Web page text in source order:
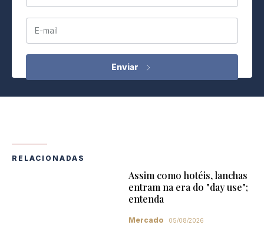
E-mail
RELACIONADAS
Assim como hotéis, lanchas
entram na era do "day use";
entenda
Mercado 05/08/2026